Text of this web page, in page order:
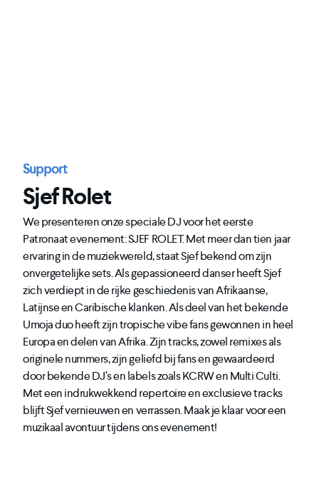
Support
Sjef Rolet
We presenteren onze speciale DJ voor het eerste
Patronaat evenement: SJEF ROLET. Met meer dan tien jaar
ervaring in de muziekwereld, staat Sjef bekend om zijn
onvergetelijke sets. Als gepassioneerd danser heeft Sjef
zich verdiept in de rijke geschiedenis van Afrikaanse,
Latijnse en Caribische klanken. Als deel van het bekende
Umoja duo heeft zijn tropische vibe fans gewonnen in heel
Europa en delen van Afrika. Zijn tracks, zowel remixes als
originele nummers, zijn geliefd bij fans en gewaardeerd
door bekende DJ’s en labels zoals KCRW en Multi Culti.
Met een indrukwekkend repertoire en exclusieve tracks
blijft Sjef vernieuwen en verrassen. Maak je klaar voor een
muzikaal avontuur tijdens ons evenement!